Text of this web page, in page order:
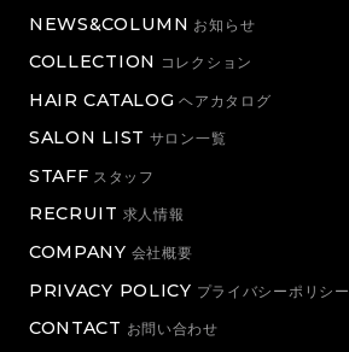
NEWS&COLUMN お知らせ
COLLECTION コレクション
HAIR CATALOG ヘアカタログ
SALON LIST サロン一覧
STAFF スタッフ
RECRUIT 求人情報
COMPANY 会社概要
PRIVACY POLICY プライバシーポリシー
CONTACT お問い合わせ